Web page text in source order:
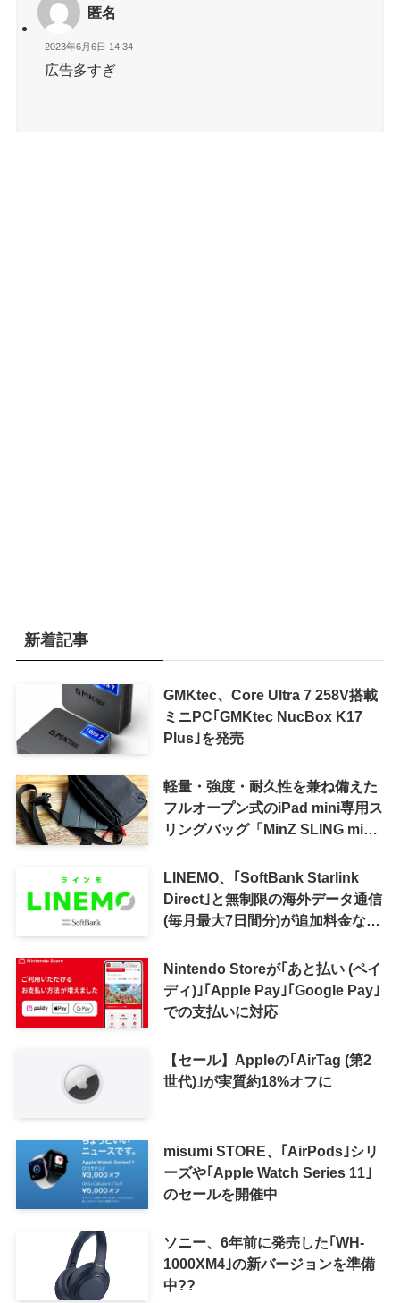
匿名
2023年6月6日 14:34
広告多すぎ
新着記事
GMKtec、Core Ultra 7 258V搭載
ミニPC｢GMKtec NucBox K17
Plus｣を発売
軽量・強度・耐久性を兼ね備えた
フルオープン式のiPad mini専用ス
リングバッグ「MinZ SLING mini
LINEMO、｢SoftBank Starlink
Direct｣と無制限の海外データ通信
(毎月最大7日間分)が追加料金なし
Nintendo Storeが｢あと払い (ペイ
ディ)｣｢Apple Pay｣｢Google Pay｣
での支払いに対応
【セール】Appleの｢AirTag (第2
世代)｣が実質約18%オフに
misumi STORE、｢AirPods｣シリ
ーズや｢Apple Watch Series 11｣
のセールを開催中
ソニー、6年前に発売した｢WH-
1000XM4｣の新バージョンを準備
中??